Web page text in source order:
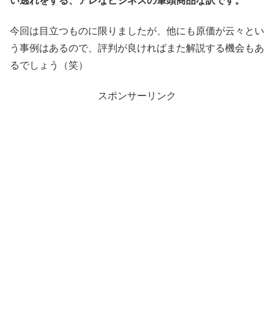
今回は目立つものに限りましたが、他にも原価が云々とい
う事例はあるので、評判が良ければまた解説する機会もあ
るでしょう（笑）
スポンサーリンク